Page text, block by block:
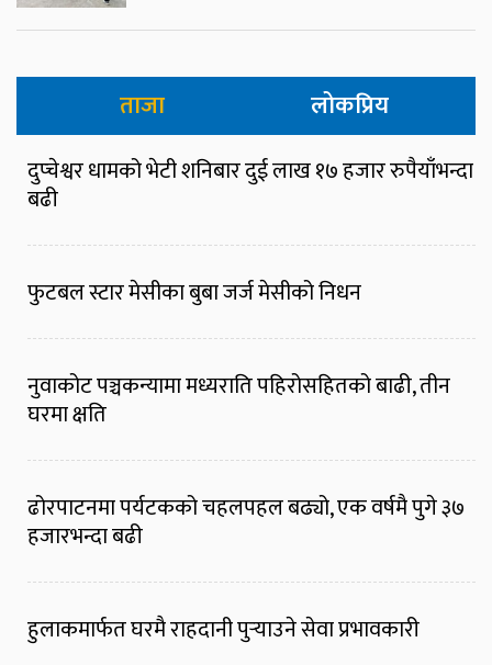
ताजा लोकप्रिय
दुप्चेश्वर धामको भेटी शनिबार दुई लाख १७ हजार रुपैयाँभन्दा
बढी
फुटबल स्टार मेसीका बुबा जर्ज मेसीको निधन
नुवाकोट पञ्चकन्यामा मध्यराति पहिरोसहितको बाढी, तीन
घरमा क्षति
ढोरपाटनमा पर्यटकको चहलपहल बढ्यो, एक वर्षमै पुगे ३७
हजारभन्दा बढी
हुलाकमार्फत घरमै राहदानी पुर्‍याउने सेवा प्रभावकारी